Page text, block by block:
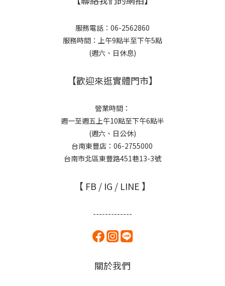
服務電話：06-2562860
服務時間：上午9點半至下午5點
(週六、日休息)
【歡迎來逛實體門市】
營業時間：
週一至週五上午10點至下午6點半
(週六、日公休)
台南東豐店：06-2755000
台南市北區東豐路451巷13-3號
【 FB / IG / LINE 】
-------------
關於我們